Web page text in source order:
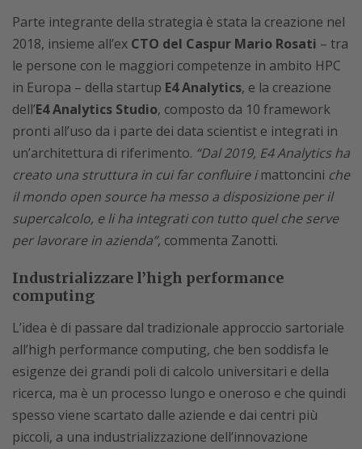
Parte integrante della strategia è stata la creazione nel
2018, insieme all’ex CTO del Caspur Mario Rosati – tra
le persone con le maggiori competenze in ambito HPC
in Europa – della startup E4 Analytics, e la creazione
dell’E4 Analytics Studio, composto da 10 framework
pronti all’uso da i parte dei data scientist e integrati in
un’architettura di riferimento. “Dal 2019, E4 Analytics ha
creato una struttura in cui far confluire imattoncini che
il mondo open source ha messo a disposizione per il
supercalcolo, e li ha integrati con tutto quel che serve
per lavorare in azienda”, commenta Zanotti.
Industrializzare l’high performance
computing
L’idea è di passare dal tradizionale approccio sartoriale
all’high performance computing, che ben soddisfa le
esigenze dei grandi poli di calcolo universitari e della
ricerca, ma è un processo lungo e oneroso e che quindi
spesso viene scartato dalle aziende e dai centri più
piccoli, a una industrializzazione dell’innovazione